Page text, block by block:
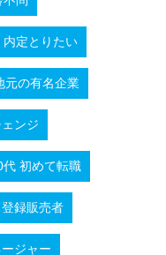
内定とりたい
元の有名企業
ンジ
代 初めて転職
登録販売者
ジャー